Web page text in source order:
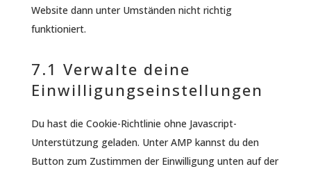
Website dann unter Umständen nicht richtig
funktioniert.
7.1 Verwalte deine
Einwilligungseinstellungen
Du hast die Cookie-Richtlinie ohne Javascript-
Unterstützung geladen. Unter AMP kannst du den
Button zum Zustimmen der Einwilligung unten auf der